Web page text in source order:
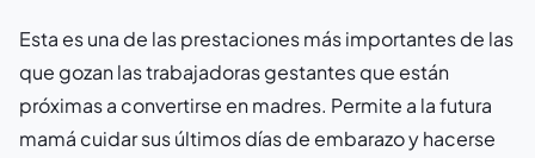
Esta es una de las prestaciones más importantes de las
que gozan las trabajadoras gestantes que están
próximas a convertirse en madres. Permite a la futura
mamá cuidar sus últimos días de embarazo y hacerse